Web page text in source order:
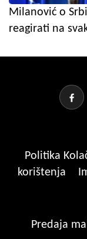
Milanović o
reagirati na
Politika
korištenja
Predaja